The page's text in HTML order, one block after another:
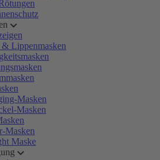
Lippenmasken
Masken
Masken
Masken
Maske